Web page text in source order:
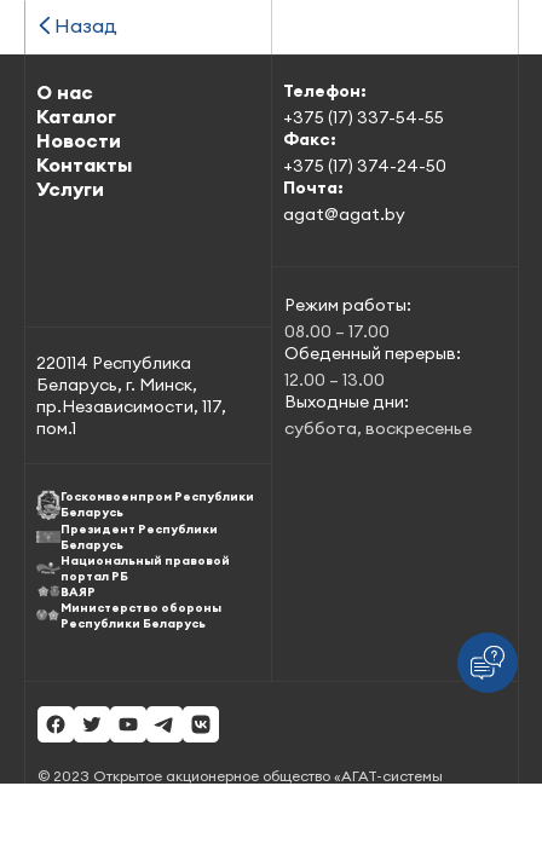
Назад
© 2023 Открытое акционерное общество «АГАТ-системы
О нас
Каталог
Новости
Контакты
Услуги
Режим работы:
08.00 – 17.00
Обеденный перерыв:
12.00 – 13.00
Выходные дни:
суббота, воскресенье
Госкомвоенпром Республики
Беларусь
Президент Республики
Беларусь
Национальный правовой
портал РБ
ВАЯР
Министерство обороны
Республики Беларусь
Телефон:
+375 (17) 337-54-55
Факс:
+375 (17) 374-24-50
Почта:
agat@agat.by
220114 Республика
Беларусь, г. Минск,
пр.Независимости, 117,
пом.1